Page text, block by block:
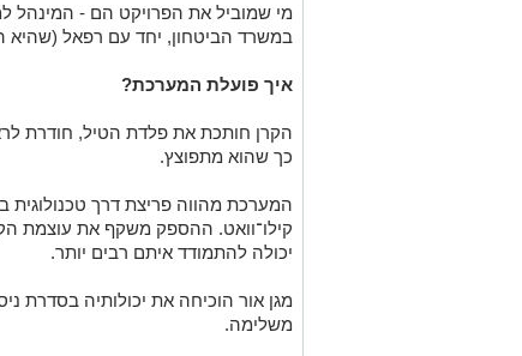
מי שמוביל את הפרויקט הם - המינהל
במשרד הביטחון, יחד עם רפאל
איך פועלת המערכת?
הקרן חותכת את פלדת הטיל, חודרת
כך שהוא מתפוצץ.
קילו־וואט. ההספק משקף את עוצמת
יכולה להתמודד איתם רבים יותר.
מגן אור הוכיחה את יכולותיה בסדרת
משלימה.